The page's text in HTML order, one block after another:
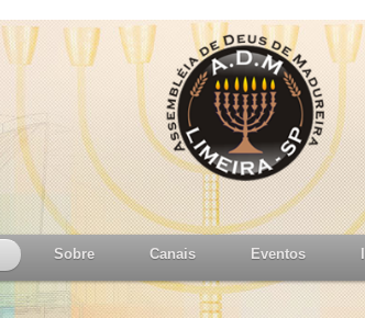
Sobre Canais Eventos